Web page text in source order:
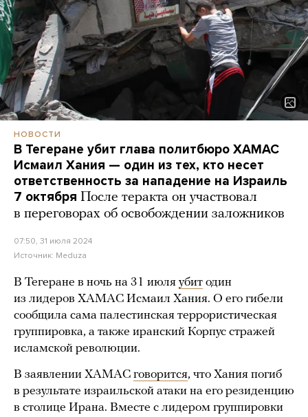
НОВОСТИ
В Тегеране убит глава политбюро ХАМАС
Исмаил Хания — один из тех, кто несет
ответственность за нападение на Израиль
7 октября После теракта он участвовал
в переговорах об освобождении заложников
07:50, 31 июля 2024
Источник: Meduza
В Тегеране в ночь на 31 июля убит один
из лидеров ХАМАС Исмаил Хания. О его гибели
сообщила сама палестинская террористическая
группировка, а также иранский Корпус стражей
исламской революции.
В заявлении ХАМАС говорится, что Хания погиб
в результате израильской атаки на его резиденцию
в столице Ирана. Вместе с лидером группировки